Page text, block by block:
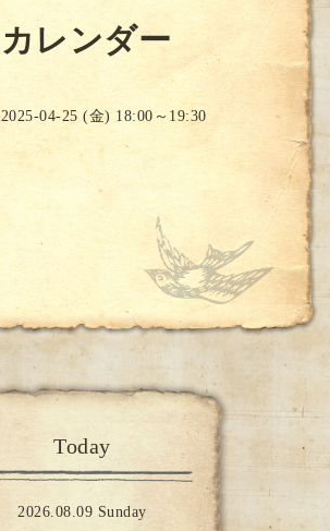
カレンダー
2025-04-25 (金) 18:00～19:30
Today
2026.08.09 Sunday